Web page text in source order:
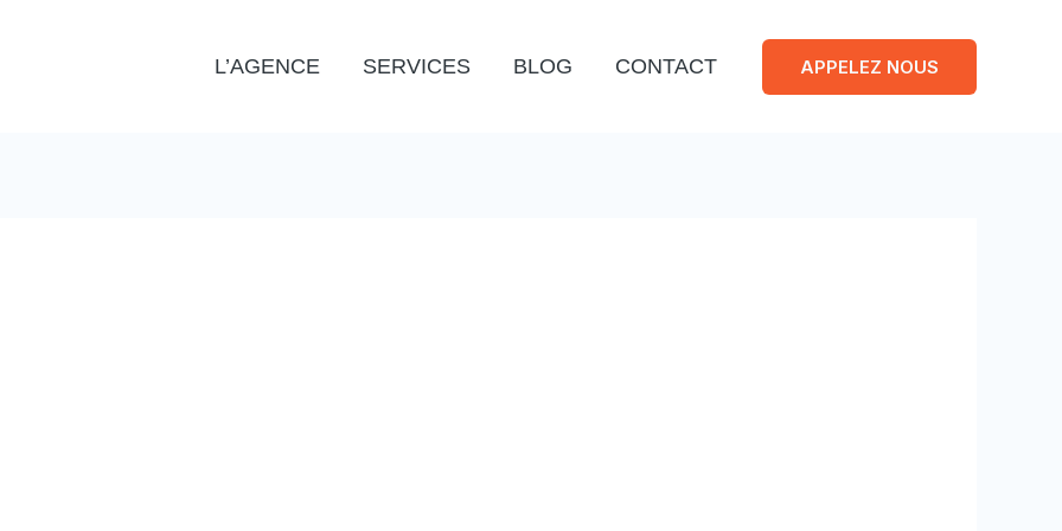
L’AGENCE SERVICES BLOG CONTACT APPELEZ NOUS